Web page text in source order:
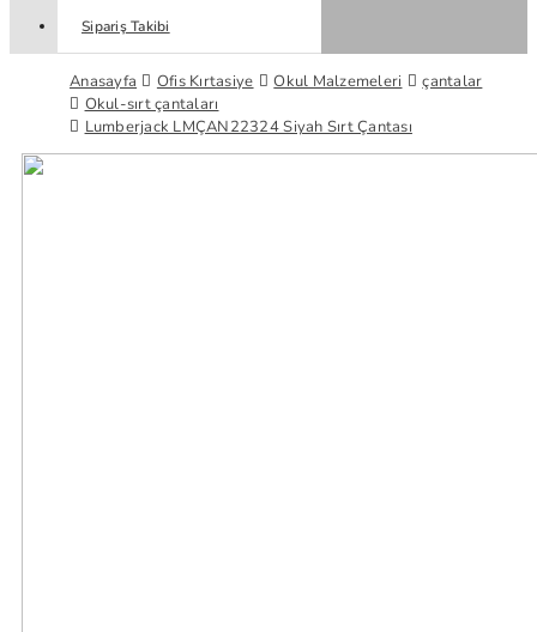
Sipariş Takibi
Anasayfa Ofis Kırtasiye Okul Malzemeleri
çantalar
Okul-sırt çantaları
Lumberjack LMÇAN22324 Siyah Sırt Çantası